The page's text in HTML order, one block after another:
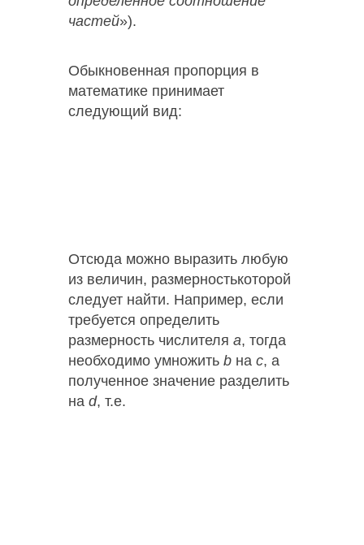
частей»).
Обыкновенная пропорция в
математике принимает
следующий вид:
Отсюда можно выразить любую
из величин, размерностькоторой
следует найти. Например, если
требуется определить
размерность числителя a, тогда
необходимо умножить b на c, а
полученное значение разделить
на d, т.е.